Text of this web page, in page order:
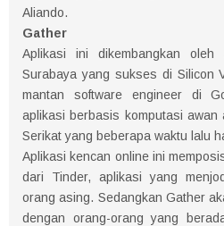
Aliando.
Gather
Aplikasi ini dikembangkan
Surabaya yang sukses di Silicon
mantan software engineer di
aplikasi berbasis komputasi awan
Serikat yang beberapa waktu lalu
Aplikasi kencan online ini
dari Tinder, aplikasi yang
orang asing. Sedangkan Gather
dengan orang-orang yang